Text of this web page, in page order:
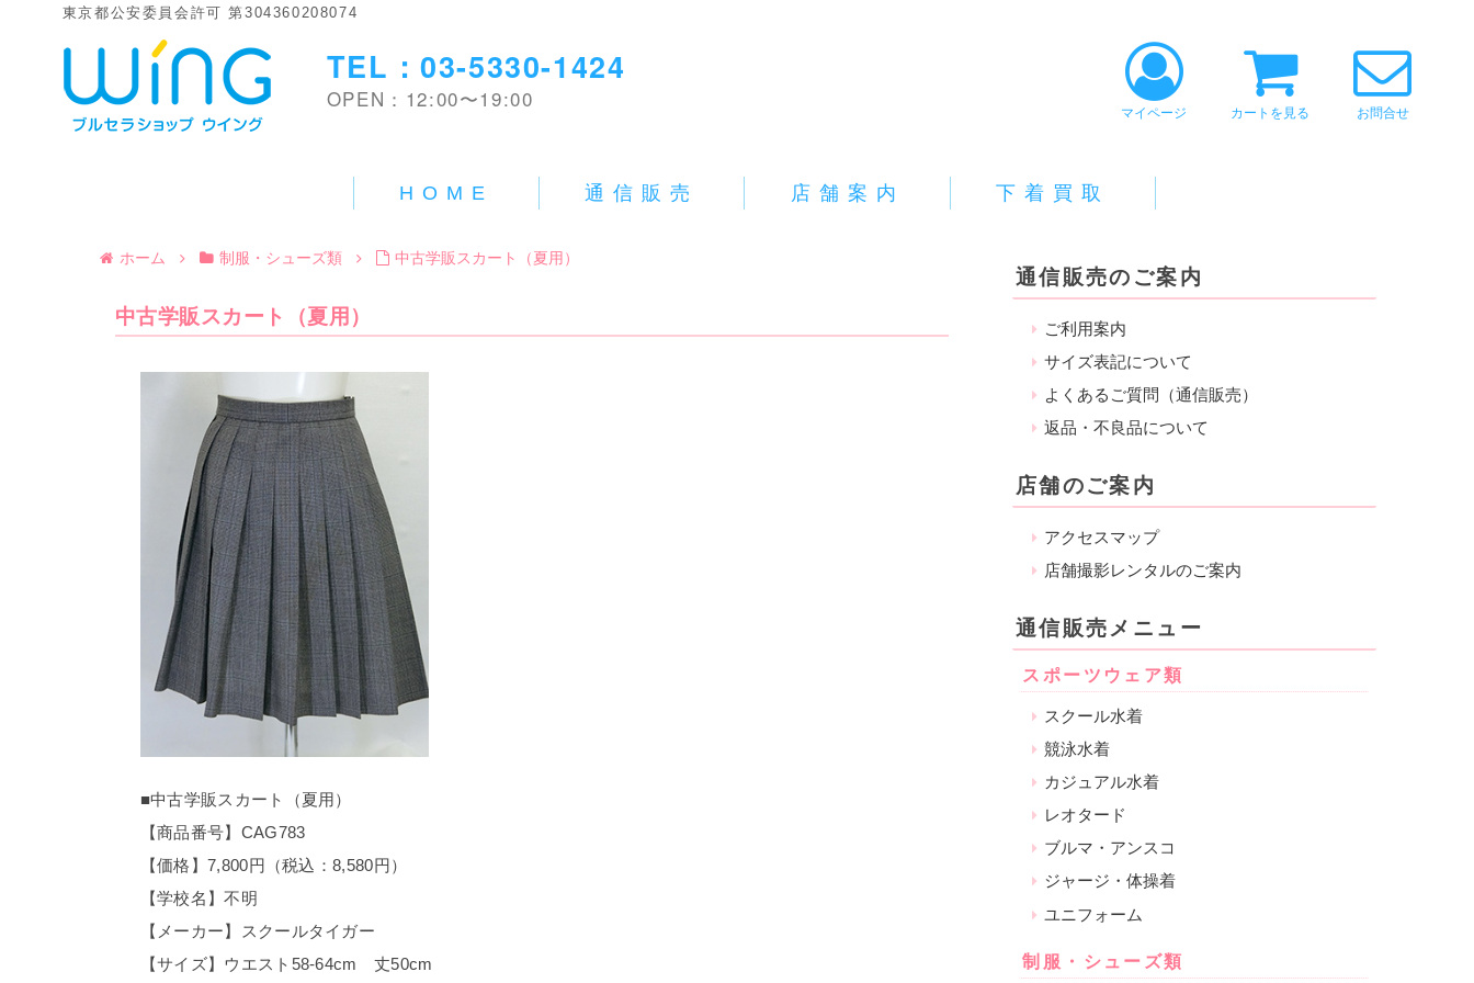
東京都公安委員会許可 第304360208074
TEL：03-5330-1424
OPEN：12:00〜19:00
マイページ カートを見る お問合せ
HOME 通信販売 店舗案内 下着買取
ホーム 制服・シューズ類 中古学販スカート（夏用）
中古学販スカート（夏用）
■中古学販スカート（夏用）
【商品番号】CAG783
【価格】7,800円（税込：8,580円）
【学校名】不明
【メーカー】スクールタイガー
【サイズ】ウエスト58-64cm 丈50cm
通信販売のご案内
ご利用案内
サイズ表記について
よくあるご質問（通信販売）
返品・不良品について
店舗のご案内
アクセスマップ
店舗撮影レンタルのご案内
通信販売メニュー
スポーツウェア類
スクール水着
競泳水着
カジュアル水着
レオタード
ブルマ・アンスコ
ジャージ・体操着
ユニフォーム
制服・シューズ類